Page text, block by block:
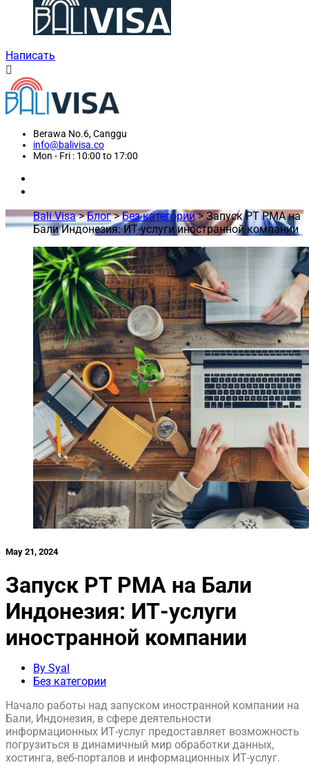
Написать
Berawa No.6, Canggu
info@balivisa.co
Mon - Fri : 10:00 to 17:00
Bali Visa>Блог>Без категории>Запуск PT PMA на
Бали Индонезия: ИТ-услуги иностранной компании
May 21, 2024
Запуск PT PMA на Бали
Индонезия: ИТ-услуги
иностранной компании
By Syal
Без категории
Начало работы над запуском иностранной компании на
Бали, Индонезия, в сфере деятельности
информационных ИТ-услуг предоставляет возможность
погрузиться в динамичный мир обработки данных,
хостинга, веб-порталов и информационных ИТ-услуг.